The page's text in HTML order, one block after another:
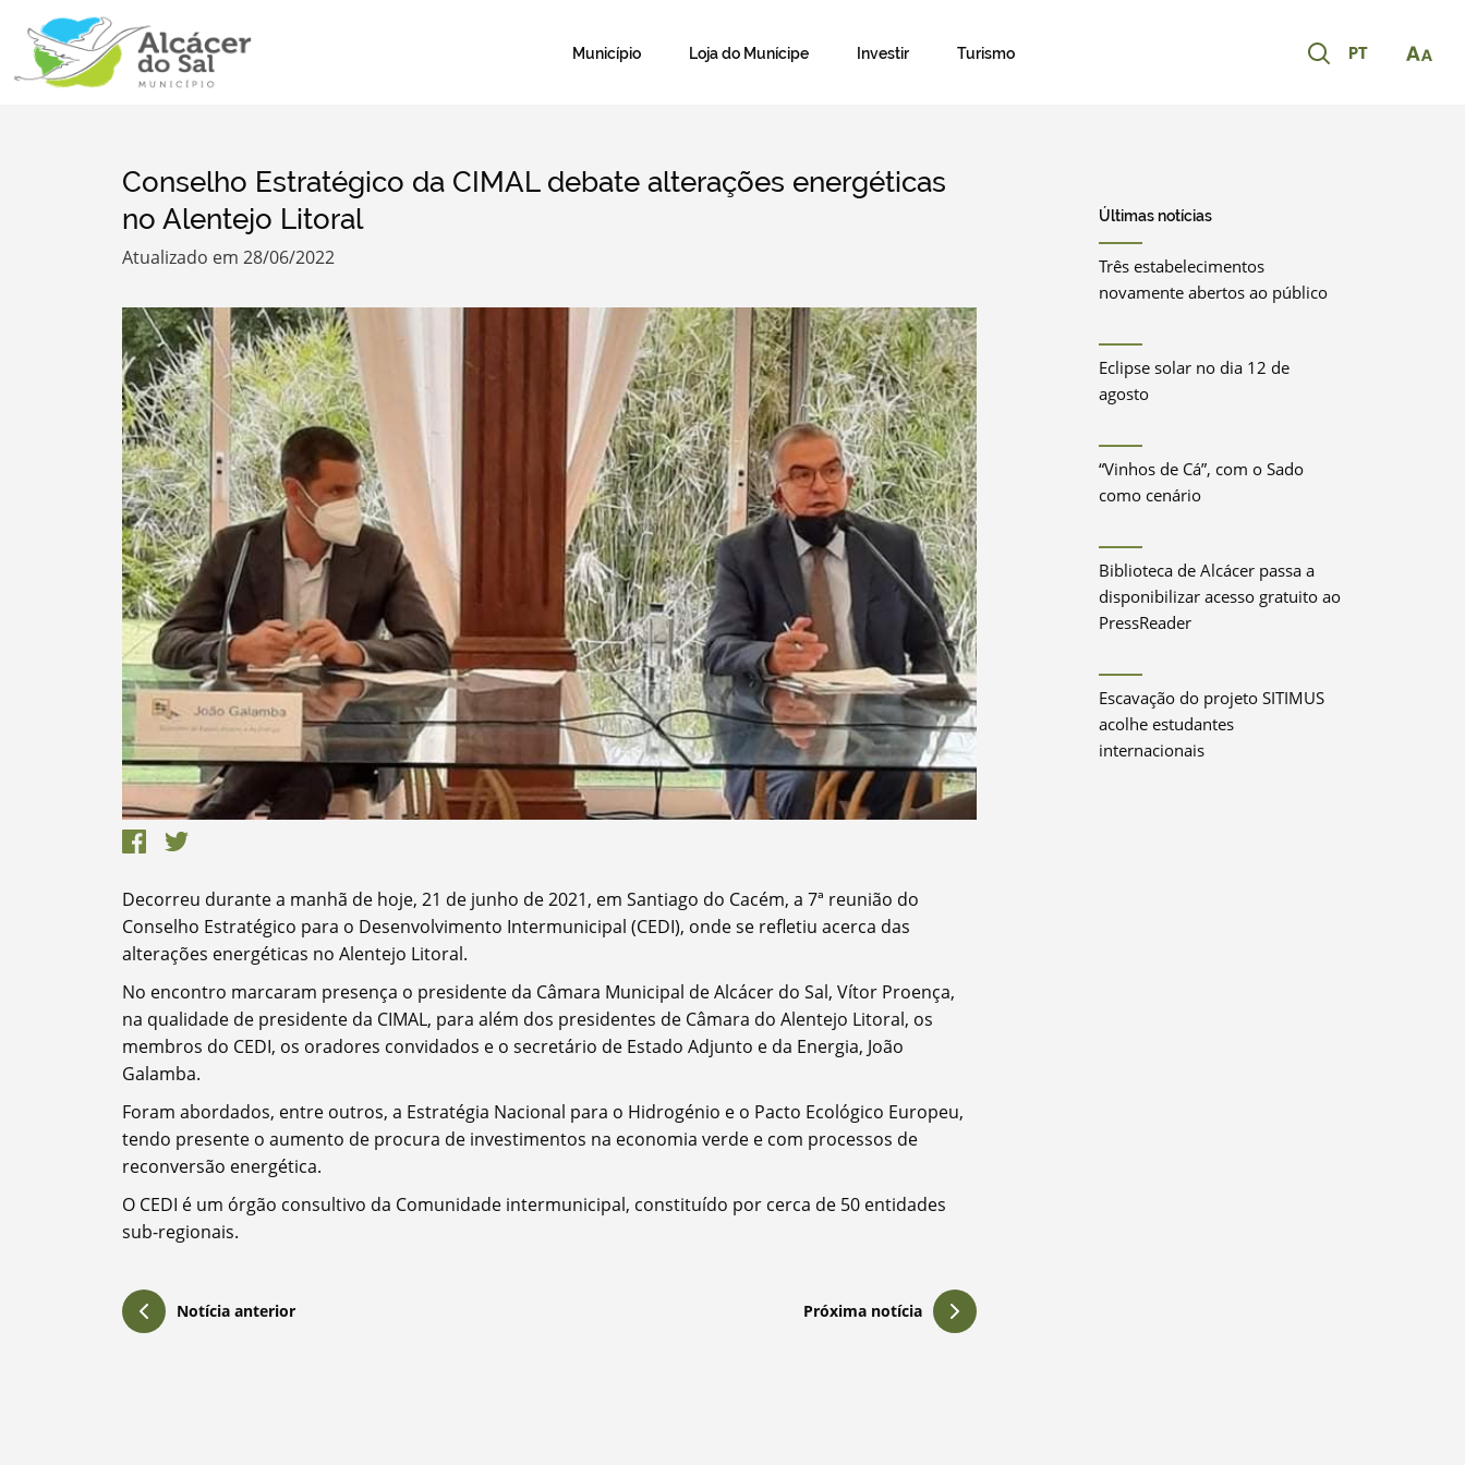
Município Loja do Munícipe Investir Turismo PT
Termo de Pesquisa
Filtros
Conselho Estratégico da CIMAL debate alterações energéticas
no Alentejo Litoral
Atualizado em 28/06/2022
Decorreu durante a manhã de hoje, 21 de junho de 2021, em Santiago do Cacém, a 7ª reunião do
Conselho Estratégico para o Desenvolvimento Intermunicipal (CEDI), onde se refletiu acerca das
alterações energéticas no Alentejo Litoral.
No encontro marcaram presença o presidente da Câmara Municipal de Alcácer do Sal, Vítor Proença,
na qualidade de presidente da CIMAL, para além dos presidentes de Câmara do Alentejo Litoral, os
membros do CEDI, os oradores convidados e o secretário de Estado Adjunto e da Energia, João
Galamba.
Foram abordados, entre outros, a Estratégia Nacional para o Hidrogénio e o Pacto Ecológico Europeu,
tendo presente o aumento de procura de investimentos na economia verde e com processos de
reconversão energética.
O CEDI é um órgão consultivo da Comunidade intermunicipal, constituído por cerca de 50 entidades
sub-regionais.
Notícia anterior Próxima notícia
Últimas notícias
Três estabelecimentos
novamente abertos ao público
Eclipse solar no dia 12 de
agosto
“Vinhos de Cá”, com o Sado
como cenário
Biblioteca de Alcácer passa a
disponibilizar acesso gratuito ao
PressReader
Escavação do projeto SITIMUS
acolhe estudantes
internacionais